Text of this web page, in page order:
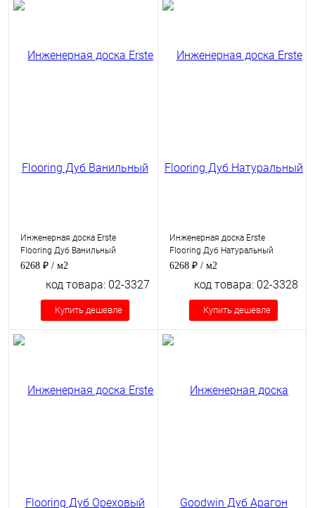
Инженерная доска Erste
Flooring Дуб Ванильный
6268 ₽ / м2
код товара: 02-3327
Купить дешевле
Инженерная доска Erste
Flooring Дуб Натуральный
6268 ₽ / м2
код товара: 02-3328
Купить дешевле